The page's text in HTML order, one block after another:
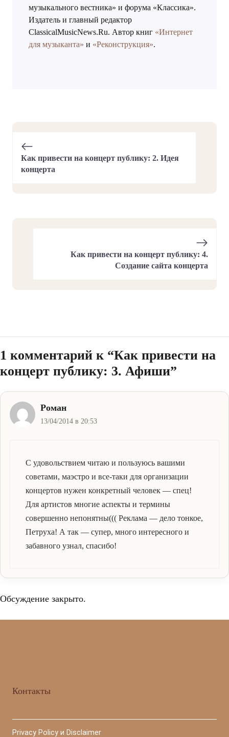
музыкального вестника» и форума «Классика».
Издатель и главный редактор
ClassicalMusicNews.Ru. Автор книг «Интернет
для музыканта» и «Реконструкция».
Как привести на концерт публику: 2. Идея
концерта
Как привести на концерт публику: 4.
Создание сайта концерта
1 комментарий к “Как привести на
концерт публику: 3. Афиши”
Роман
13/04/2014 в 20:53
C удовольствием читаю и пользуюсь вашими
советами, маэстро и все-таки для организации
концертов нужен конкретный человек — спец!
Для артистов многие аспекты и термины
совершенно непонятны((( Реклама — дело тонкое,
Петруха! А так — супер, много интересного и
забавного узнал, спасибо!
Обсуждение закрыто.
Контакты
Privacy Policy и Disclaimer